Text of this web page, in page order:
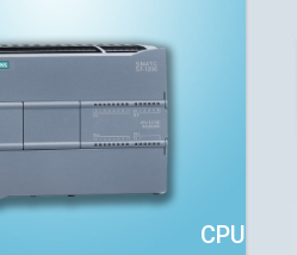
CPU